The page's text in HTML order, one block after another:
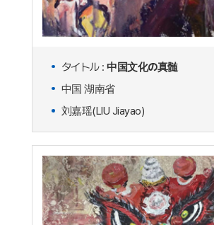
タイトル : 中国文化の真髄
中国 湖南省
刘嘉瑶(LIU Jiayao)